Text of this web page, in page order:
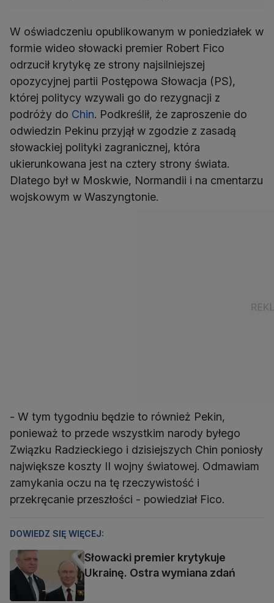
W oświadczeniu opublikowanym w poniedziałek w
formie wideo słowacki premier Robert Fico
odrzucił krytykę ze strony najsilniejszej
opozycyjnej partii Postępowa Słowacja (PS),
której politycy wzywali go do rezygnacji z
podróży do Chin. Podkreślił, że zaproszenie do
odwiedzin Pekinu przyjął w zgodzie z zasadą
słowackiej polityki zagranicznej, która
ukierunkowana jest na cztery strony świata.
Dlatego był w Moskwie, Normandii i na cmentarzu
wojskowym w Waszyngtonie.
- W tym tygodniu będzie to również Pekin,
ponieważ to przede wszystkim narody byłego
Związku Radzieckiego i dzisiejszych Chin poniosły
największe koszty II wojny światowej. Odmawiam
zamykania oczu na tę rzeczywistość i
przekręcanie przeszłości - powiedział Fico.
DOWIEDZ SIĘ WIĘCEJ:
Słowacki premier krytykuje
Ukrainę. Ostra wymiana zdań